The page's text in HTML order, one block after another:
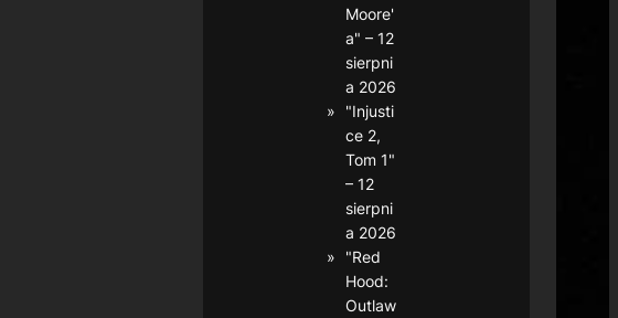
Moore'
a" – 12
sierpni
a 2026
"Injusti
ce 2,
Tom 1"
– 12
sierpni
a 2026
"Red
Hood:
Outlaw